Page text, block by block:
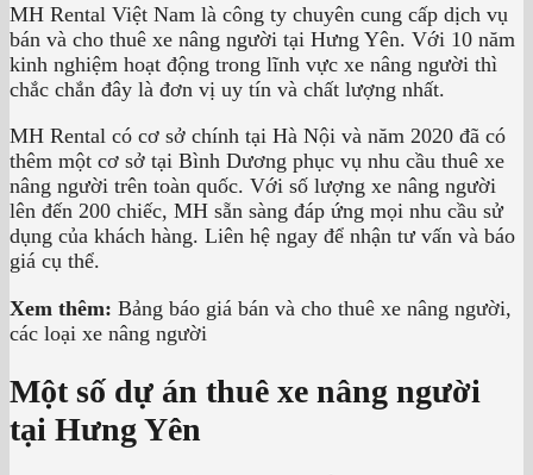
MH Rental Việt Nam là công ty chuyên cung cấp dịch vụ
bán và cho thuê xe nâng người tại Hưng Yên. Với 10 năm
kinh nghiệm hoạt động trong lĩnh vực xe nâng người thì
chắc chắn đây là đơn vị uy tín và chất lượng nhất.
MH Rental có cơ sở chính tại Hà Nội và năm 2020 đã có
thêm một cơ sở tại Bình Dương phục vụ nhu cầu thuê xe
nâng người trên toàn quốc. Với số lượng xe nâng người
lên đến 200 chiếc, MH sẵn sàng đáp ứng mọi nhu cầu sử
dụng của khách hàng. Liên hệ ngay để nhận tư vấn và báo
giá cụ thể.
Xem thêm: Bảng báo giá bán và cho thuê xe nâng người,
các loại xe nâng người
Một số dự án thuê xe nâng người
tại Hưng Yên